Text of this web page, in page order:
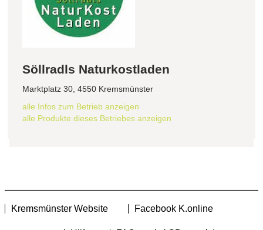
Söllradls Naturkostladen
Marktplatz 30, 4550 Kremsmünster
alle Infos zum Betrieb anzeigen
alle Produkte dieses Betriebes anzeigen
Kremsmünster Website Facebook K.online